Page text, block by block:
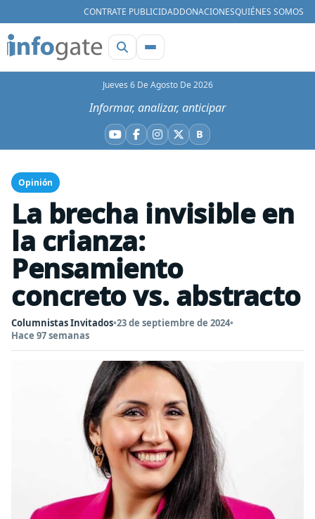
CONTRATE PUBLICIDADDONACIONESQUIÉNES SOMOS
Jueves 6 De Agosto De 2026
Informar, analizar, anticipar
YouTube
Facebook
Instagram
X BBluesky
Opinión
La brecha invisible en
la crianza:
Pensamiento
concreto vs. abstracto
Columnistas Invitados•23 de septiembre de 2024•
Hace 97 semanas